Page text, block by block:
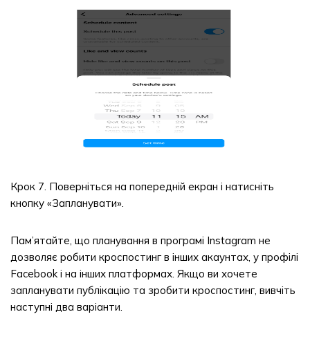
Крок 7. Поверніться на попередній екран і натисніть
кнопку «Запланувати».
Пам’ятайте, що планування в програмі Instagram не
дозволяє робити кроспостинг в інших акаунтах, у профілі
Facebook і на інших платформах. Якщо ви хочете
запланувати публікацію та зробити кроспостинг, вивчіть
наступні два варіанти.